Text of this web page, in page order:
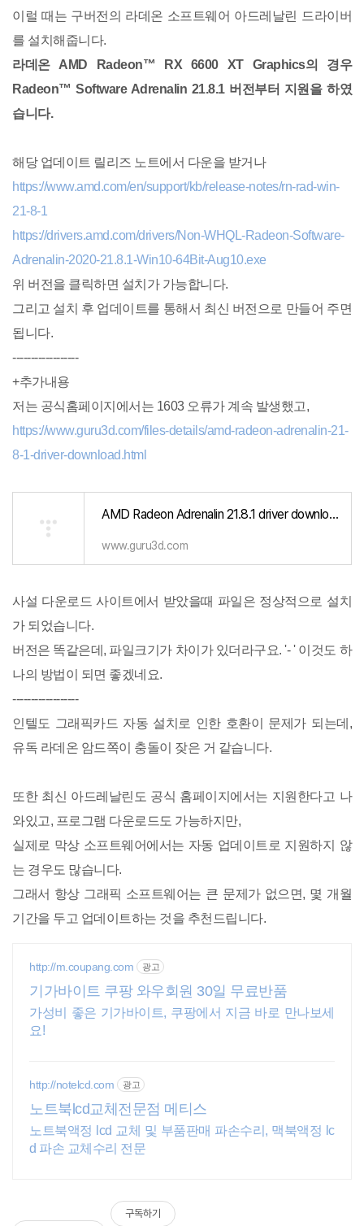
이럴 때는 구버전의 라데온 소프트웨어 아드레날린 드라이버
를 설치해줍니다.
라데온 AMD Radeon™ RX 6600 XT Graphics의 경우
Radeon™ Software Adrenalin 21.8.1 버전부터 지원을 하였
습니다.
해당 업데이트 릴리즈 노트에서 다운을 받거나
https://www.amd.com/en/support/kb/release-notes/rn-rad-win-
21-8-1
https://drivers.amd.com/drivers/Non-WHQL-Radeon-Software-
Adrenalin-2020-21.8.1-Win10-64Bit-Aug10.exe
위 버전을 클릭하면 설치가 가능합니다.
그리고 설치 후 업데이트를 통해서 최신 버전으로 만들어 주면
됩니다.
------------------
+추가내용
저는 공식홈페이지에서는 1603 오류가 계속 발생했고,
https://www.guru3d.com/files-details/amd-radeon-adrenalin-21-
8-1-driver-download.html
AMD Radeon Adrenalin 21.8.1 driver download
www.guru3d.com
사설 다운로드 사이트에서 받았을때 파일은 정상적으로 설치
가 되었습니다.
버전은 똑같은데, 파일크기가 차이가 있더라구요. '- ' 이것도 하
나의 방법이 되면 좋겠네요.
------------------
인텔도 그래픽카드 자동 설치로 인한 호환이 문제가 되는데,
유독 라데온 암드쪽이 충돌이 잦은 거 같습니다.
또한 최신 아드레날린도 공식 홈페이지에서는 지원한다고 나
와있고, 프로그램 다운로드도 가능하지만,
실제로 막상 소프트웨어에서는 자동 업데이트로 지원하지 않
는 경우도 많습니다.
그래서 항상 그래픽 소프트웨어는 큰 문제가 없으면, 몇 개월
기간을 두고 업데이트하는 것을 추천드립니다.
http://m.coupang.com 광고
기가바이트 쿠팡 와우회원 30일 무료반품
가성비 좋은 기가바이트, 쿠팡에서 지금 바로 만나보세
요!
http://notelcd.com 광고
노트북lcd교체전문점 메티스
노트북액정 lcd 교체 및 부품판매 파손수리, 맥북액정 lc
d 파손 교체수리 전문
구독하기